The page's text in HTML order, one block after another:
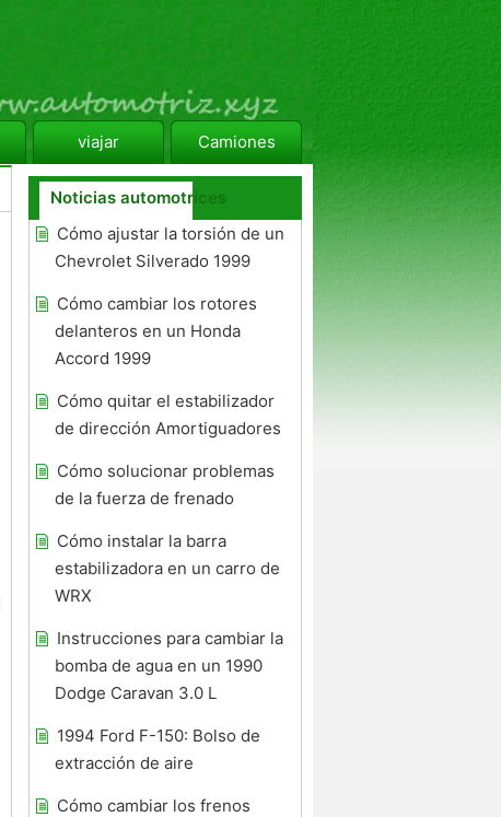
viajar Camiones
Noticias automotrices
Cómo ajustar la torsión de un
Chevrolet Silverado 1999
Cómo cambiar los rotores
delanteros en un Honda
Accord 1999
Cómo quitar el estabilizador
de dirección Amortiguadores
Cómo solucionar problemas
de la fuerza de frenado
Cómo instalar la barra
estabilizadora en un carro de
WRX
Instrucciones para cambiar la
bomba de agua en un 1990
Dodge Caravan 3.0 L
1994 Ford F-150: Bolso de
extracción de aire
Cómo cambiar los frenos